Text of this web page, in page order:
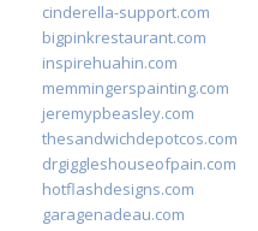
cinderella-support.com
bigpinkrestaurant.com
inspirehuahin.com
memmingerspainting.com
jeremypbeasley.com
thesandwichdepotcos.com
drgiggleshouseofpain.com
hotflashdesigns.com
garagenadeau.com